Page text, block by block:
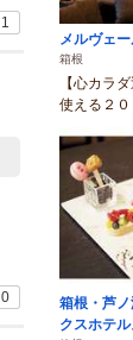
1
0
メルヴェ
箱根
【心カラ
使える２
箱根・芦
クスホテル